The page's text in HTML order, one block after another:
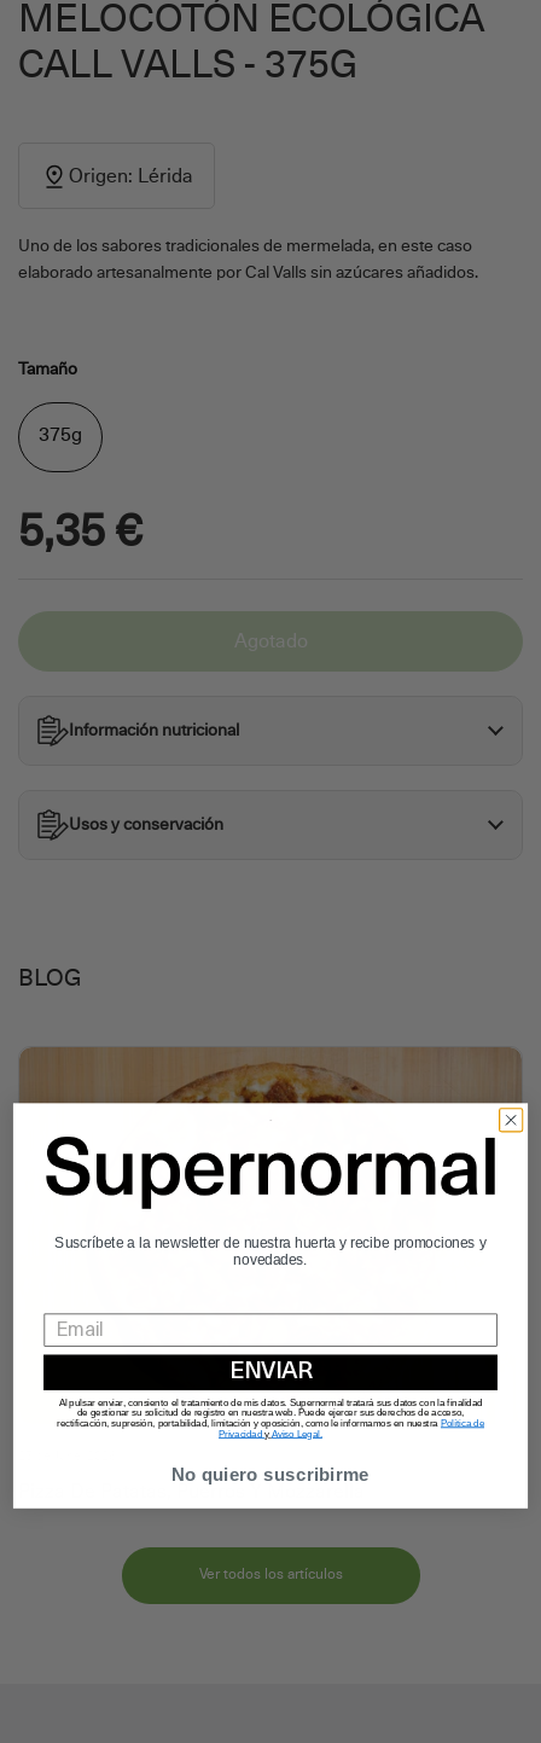
MELOCOTÓN ECOLÓGICA
CALL VALLS - 375G
Origen: Lérida
Uno de los sabores tradicionales de mermelada, en este caso
elaborado artesanalmente por Cal Valls sin azúcares añadidos.
Tamaño
375g
5,35 €
Agotado
Información nutricional
Usos y conservación
BLOG
Ver todos los artículos
Suscríbete a la newsletter de nuestra huerta y recibe promociones y
novedades.
ENVIAR
Al pulsar enviar, consiento el tratamiento de mis datos. Supernormal tratará sus datos con la finalidad
de gestionar su solicitud de registro en nuestra web. Puede ejercer sus derechos de acceso,
rectificación, supresión, portabilidad, limitación y oposición, como le informamos en nuestra Política de
Privacidady Aviso Legal.
No quiero suscribirme